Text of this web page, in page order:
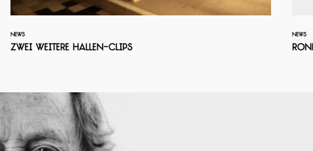
NEWS
Zwei weitere Hallen-Clips
NEWS